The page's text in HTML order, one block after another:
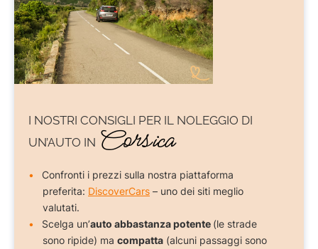
I NOSTRI CONSIGLI PER IL NOLEGGIO DI
UN’AUTO IN Corsica
Confronti i prezzi sulla nostra piattaforma
preferita: DiscoverCars – uno dei siti meglio
valutati.
Scelga un’auto abbastanza potente (le strade
sono ripide) ma compatta (alcuni passaggi sono